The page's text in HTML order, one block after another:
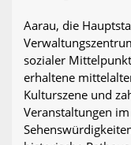
Aarau, die
sozialer
erhaltene
Kulturszene und
Veranstaltungen